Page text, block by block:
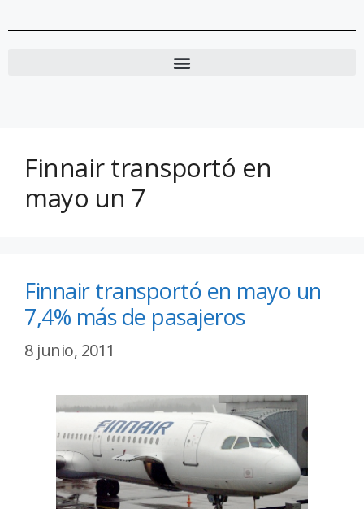
Finnair transportó en
mayo un 7
Finnair transportó en mayo un
7,4% más de pasajeros
8 junio, 2011